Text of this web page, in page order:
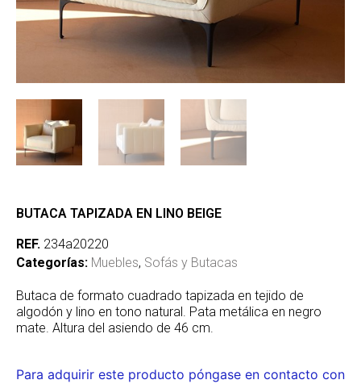
BUTACA TAPIZADA EN LINO BEIGE
REF. 234a20220
Categorías: Muebles, Sofás y Butacas
Butaca de formato cuadrado tapizada en tejido de
algodón y lino en tono natural. Pata metálica en negro
mate. Altura del asiendo de 46 cm.
Para adquirir este producto póngase en contacto con